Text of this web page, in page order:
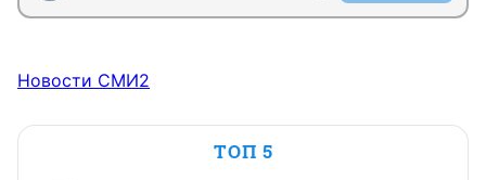
Новости СМИ2
ТОП 5